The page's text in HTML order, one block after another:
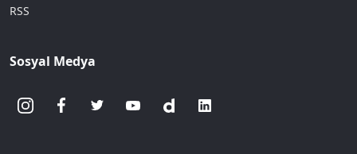
RSS
Sosyal Medya